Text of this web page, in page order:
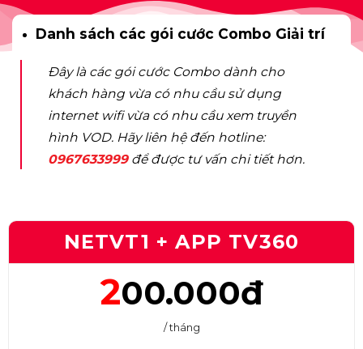
Danh sách các gói cước Combo Giải trí
Đây là các gói cước Combo dành cho
khách hàng vừa có nhu cầu sử dụng
internet wifi vừa có nhu cầu xem truyền
hình VOD. Hãy liên hệ đến hotline:
0967633999để được tư vấn chi tiết hơn.
NETVT1 + APP TV360
200.000đ
/ tháng